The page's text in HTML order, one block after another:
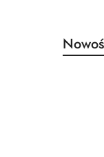
Pomiń
o